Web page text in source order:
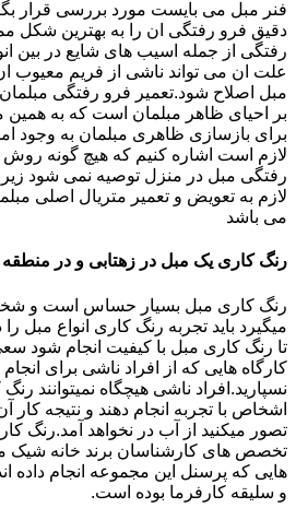
فنر مبل می بایست مورد بررسی قرار
دقیق فرو رفتگی ان را به بهترین شکل
رفتگی از جمله اسیب های شایع در بین
علت ان می تواند ناشی از فریم معیوب ان
مبل اصلاح شود.تعمیر فرو رفتگی مبلمان
بر احیای ظاهر مبلمان است که به
برای بازسازی ظاهری مبلمان به وجود
لازم است اشاره کنیم که هیچ گونه روش
رفتگی مبل در منزل توصیه نمی شود
لازم به تعویض و تعمیر متریال اصلی
می باشد
رنگ کاری یک مبل در زهتابی و در
رنگ کاری مبل بسیار حساس است و
میگیرد باید تجربه رنگ کاری انواع مبل را
تا رنگ کاری مبل با کیفیت انجام شود
کارگاه هایی که از افراد ناشی برای
نسپارید.افراد ناشی هیچگاه نمیتوانند
اشخاص با تجربه انجام دهند و نتیجه کار
تصور میکنید از آب در نخواهد آمد.رنگ
تخصص های کارشناسان برند خانه شیک
هایی که پرسنل این مجموعه انجام داده
و سلیقه کارفرما بوده است.